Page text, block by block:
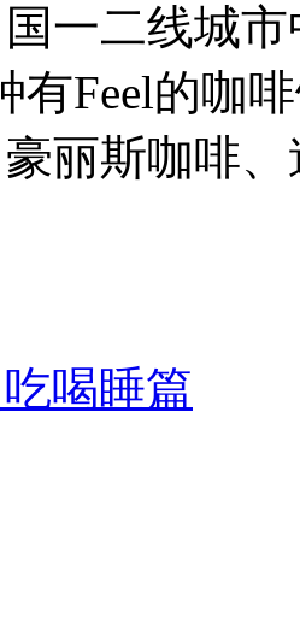
一二线城
有Feel的咖
丽斯咖啡
喝睡篇